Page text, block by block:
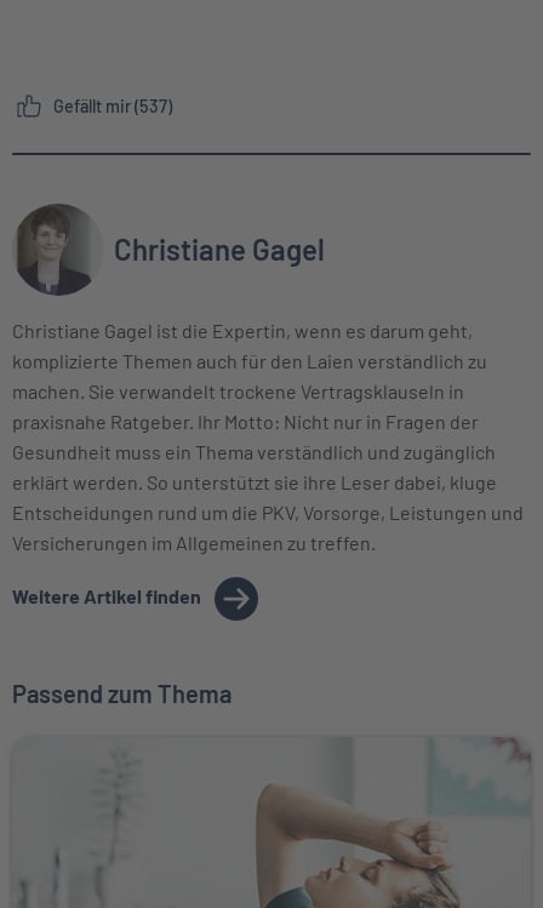
Gefällt mir (537)
Christiane Gagel
Christiane Gagel ist die Expertin, wenn es darum geht,
komplizierte Themen auch für den Laien verständlich zu
machen. Sie verwandelt trockene Vertragsklauseln in
praxisnahe Ratgeber. Ihr Motto: Nicht nur in Fragen der
Gesundheit muss ein Thema verständlich und zugänglich
erklärt werden. So unterstützt sie ihre Leser dabei, kluge
Entscheidungen rund um die PKV, Vorsorge, Leistungen und
Versicherungen im Allgemeinen zu treffen.
Weitere Artikel finden
Passend zum Thema